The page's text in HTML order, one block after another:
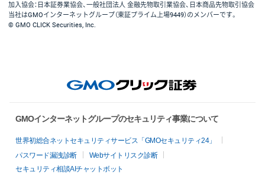
加入協会：日本証券業協会、一般社団法人 金融先物取引業協会、日本商品先物取引協会
当社はGMOインターネットグループ（東証プライム上場9449）のメンバーです。
© GMO CLICK Securities, Inc.
GMOインターネットグループのセキュリティ事業について
世界初総合ネットセキュリティサービス「GMOセキュリティ24」
パスワード漏洩診断
Webサイトリスク診断
セキュリティ相談AIチャットボット